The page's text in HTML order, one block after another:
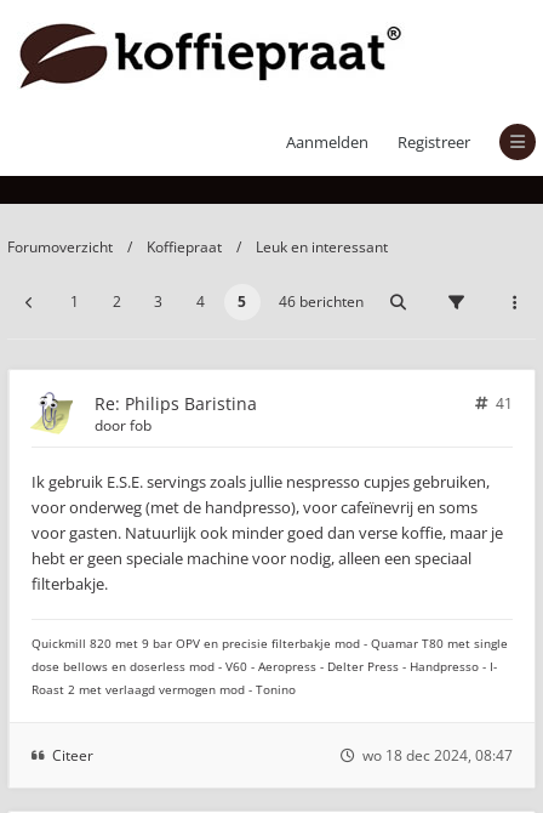
Aanmelden Registreer
Forumoverzicht Koffiepraat Leuk en interessant
1 2 3 4 5 46 berichten
Re: Philips Baristina
41
doorfob
Ik gebruik E.S.E. servings zoals jullie nespresso cupjes gebruiken,
voor onderweg (met de handpresso), voor cafeïnevrij en soms
voor gasten. Natuurlijk ook minder goed dan verse koffie, maar je
hebt er geen speciale machine voor nodig, alleen een speciaal
filterbakje.
Quickmill 820 met 9 bar OPV en precisie filterbakje mod - Quamar T80 met single
dose bellows en doserless mod - V60 - Aeropress - Delter Press - Handpresso - I-
Roast 2 met verlaagd vermogen mod - Tonino
Citeer wo 18 dec 2024, 08:47